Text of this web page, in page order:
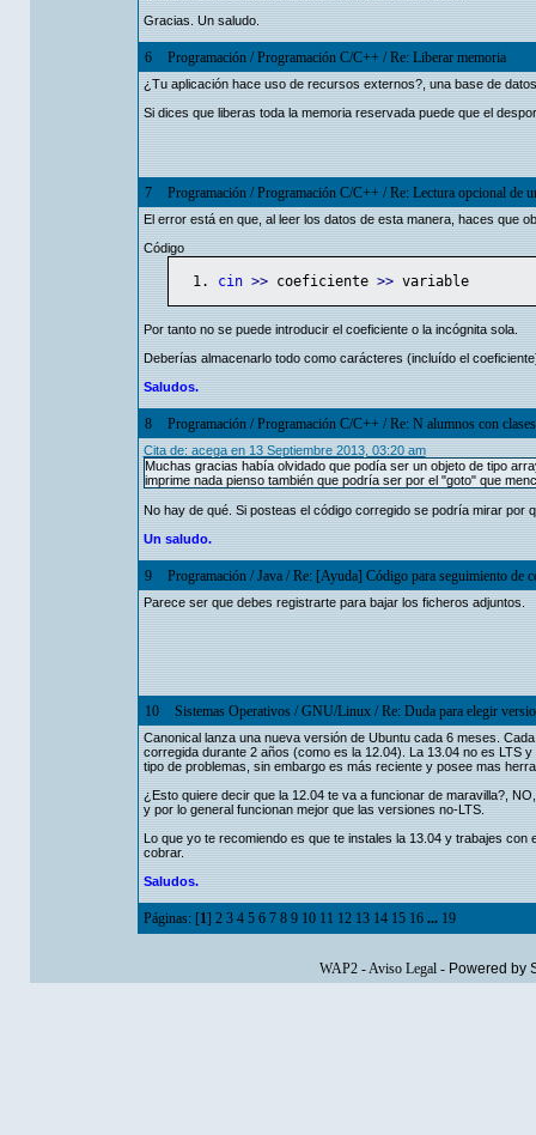
Gracias. Un saludo.
6 Programación/Programación C/C++ /Re: Liberar memoria
¿Tu aplicación hace uso de recursos externos?, una base de
Si dices que liberas toda la memoria reservada puede que el
7 Programación/Programación C/C++ /Re: Lectura opcional de
El error está en que, al leer los datos de esta manera, haces que
Código
cin >> coeficiente >> variable
Por tanto no se puede introducir el coeficiente o la incógnita sola.
Deberías almacenarlo todo como carácteres (incluído el
Saludos.
8 Programación/Programación C/C++ /Re: N alumnos con clases
Cita de: acega en 13 Septiembre 2013, 03:20 am
Muchas gracias había olvidado que podía ser un objeto de tipo
imprime nada pienso también que podría ser por el "goto" que
No hay de qué. Si posteas el código corregido se podría mirar por
Un saludo.
9 Programación/Java/Re: [Ayuda] Código para seguimiento de
Parece ser que debes registrarte para bajar los ficheros adjuntos.
10 Sistemas Operativos/GNU/Linux/Re: Duda para elegir
Canonical lanza una nueva versión de Ubuntu cada 6 meses.
corregida durante 2 años (como es la 12.04). La 13.04 no es LTS
tipo de problemas, sin embargo es más reciente y posee mas
¿Esto quiere decir que la 12.04 te va a funcionar de maravilla?,
y por lo general funcionan mejor que las versiones no-LTS.
Lo que yo te recomiendo es que te instales la 13.04 y trabajes
cobrar.
Saludos.
Páginas: [1] 2 3 4 5 6 7 8 9 10 11 12 13 14 15 16 ... 19
WAP2-Aviso Legal- Powered by